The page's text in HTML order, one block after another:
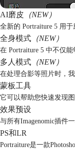
AI磨皮 （NEW）
全新的 Portraiture 5 用
全身模式 （NEW）
在 Portraiture 5 中不仅
多人模式 （NEW）
在处理合影等照片时，
蒙板工具
它可以帮助您快速发现
效果预设
与所有Imagenomic插件
PS和LR
Portraiture是一款